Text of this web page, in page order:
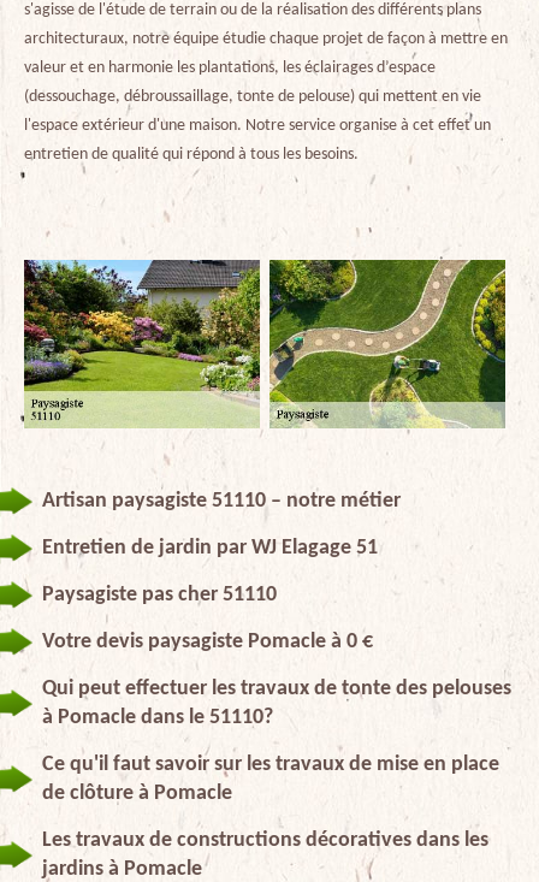
s'agisse de l'étude de terrain ou de la réalisation des différents plans
architecturaux, notre équipe étudie chaque projet de façon à mettre en
valeur et en harmonie les plantations, les éclairages d’espace
(dessouchage, débroussaillage, tonte de pelouse) qui mettent en vie
l'espace extérieur d'une maison. Notre service organise à cet effet un
entretien de qualité qui répond à tous les besoins.
Artisan paysagiste 51110 – notre métier
Entretien de jardin par WJ Elagage 51
Paysagiste pas cher 51110
Votre devis paysagiste Pomacle à 0 €
Qui peut effectuer les travaux de tonte des pelouses
à Pomacle dans le 51110?
Ce qu'il faut savoir sur les travaux de mise en place
de clôture à Pomacle
Les travaux de constructions décoratives dans les
jardins à Pomacle